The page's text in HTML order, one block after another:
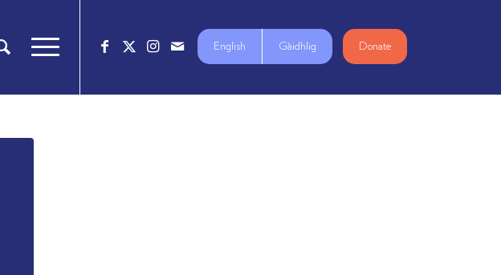
English Gàidhlig Donate